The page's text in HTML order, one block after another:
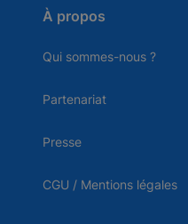
À propos
Qui sommes-nous ?
Partenariat
Presse
CGU / Mentions légales